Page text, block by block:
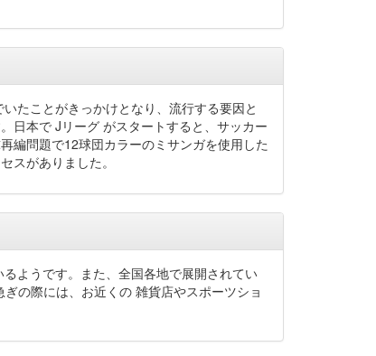
たことがきっかけとなり、流行する要因と
日本で Jリーグ がスタートすると、サッカー
編問題で12球団カラーのミサンガを使用した
スがありました。
ようです。また、全国各地で展開されてい
の際には、お近くの 雑貨店やスポーツショ